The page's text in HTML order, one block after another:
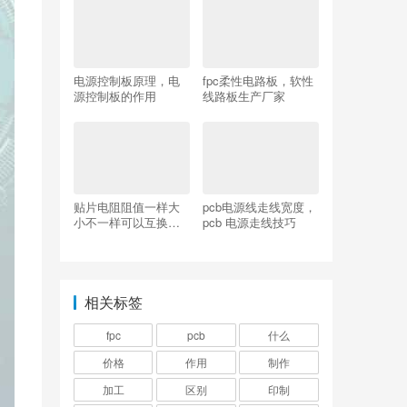
电源控制板原理，电
源控制板的作用
fpc柔性电路板，软性
线路板生产厂家
贴片电阻阻值一样大
小不一样可以互换
pcb电源线走线宽度，
pcb 电源走线技巧
相关标签
fpc pcb
什么
价格
作用
制作
加工
区别 印制